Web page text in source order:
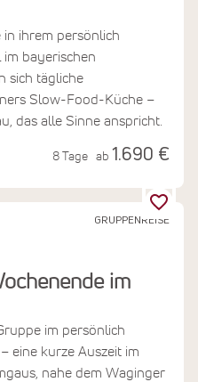
in ihrem persönlich
bayerischen
sich tägliche
Slow-Food-Küche –
das alle Sinne anspricht.
8 Tage ab 1.690 €
GRUPPENREISE
im
im persönlich
eine kurze Auszeit im
nahe dem Waginger